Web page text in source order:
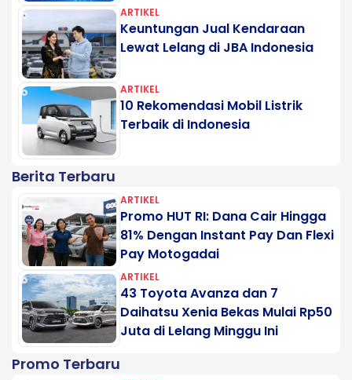
ARTIKEL
Keuntungan Jual Kendaraan
Lewat Lelang di JBA Indonesia
ARTIKEL
10 Rekomendasi Mobil Listrik
Terbaik di Indonesia
Berita Terbaru
ARTIKEL
Promo HUT RI: Dana Cair Hingga
81% Dengan Instant Pay Dan Flexi
Pay Motogadai
ARTIKEL
43 Toyota Avanza dan 7
Daihatsu Xenia Bekas Mulai Rp50
Juta di Lelang Minggu Ini
Promo Terbaru